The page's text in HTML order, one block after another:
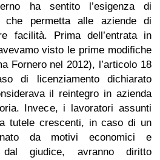
ha sentito l’esigenza di
che permetta alle aziende di
facilità. Prima dell’entrata in
visto le prime modifiche
Fornero nel 2012), l’articolo 18
di licenziamento dichiarato
il reintegro in azienda
Invece, i lavoratori assunti
tutele crescenti, in caso di un
da motivi economici e
dal giudice, avranno diritto